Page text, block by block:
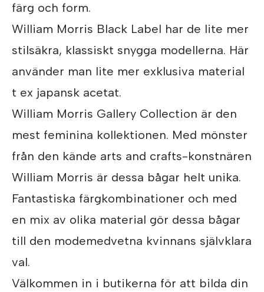
färg och form.
William Morris Black Label har de lite mer
stilsäkra, klassiskt snygga modellerna. Här
använder man lite mer exklusiva material
t ex japansk acetat.
William Morris Gallery Collection är den
mest feminina kollektionen. Med mönster
från den kände arts and crafts-konstnären
William Morris är dessa bågar helt unika.
Fantastiska färgkombinationer och med
en mix av olika material gör dessa bågar
till den modemedvetna kvinnans självklara
val.
Välkommen in i butikerna för att bilda din